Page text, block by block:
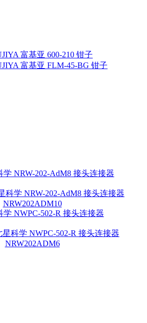
富基亚 600-210 钳子
富基亚 FLM-45-BG 钳子
科学 NRW-202-AdM8 接头连接器
NRW202ADM10
星科学 NWPC-502-R 接头连接器
NRW202ADM6